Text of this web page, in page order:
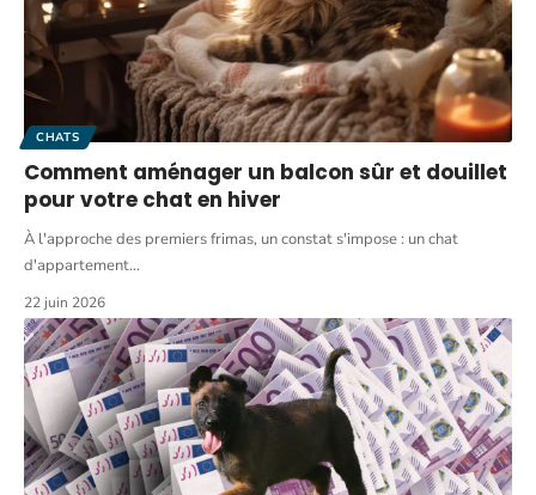
CHATS
Comment aménager un balcon sûr et douillet
pour votre chat en hiver
À l'approche des premiers frimas, un constat s'impose : un chat
d'appartement…
22 juin 2026